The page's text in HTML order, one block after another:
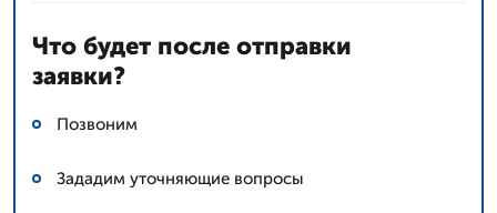
Что будет после отправки
заявки?
Позвоним
Зададим уточняющие вопросы